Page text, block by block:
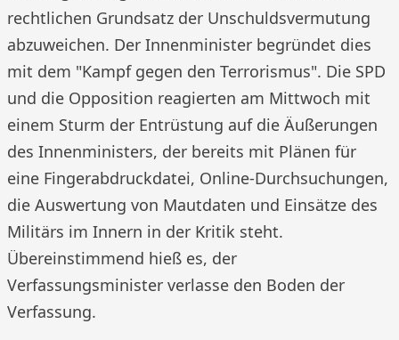
rechtlichen Grundsatz der Unschuldsvermutung
abzuweichen. Der Innenminister begründet dies
mit dem "Kampf gegen den Terrorismus". Die SPD
und die Opposition reagierten am Mittwoch mit
einem Sturm der Entrüstung auf die Äußerungen
des Innenministers, der bereits mit Plänen für
eine Fingerabdruckdatei, Online-Durchsuchungen,
die Auswertung von Mautdaten und Einsätze des
Militärs im Innern in der Kritik steht.
Übereinstimmend hieß es, der
Verfassungsminister verlasse den Boden der
Verfassung.